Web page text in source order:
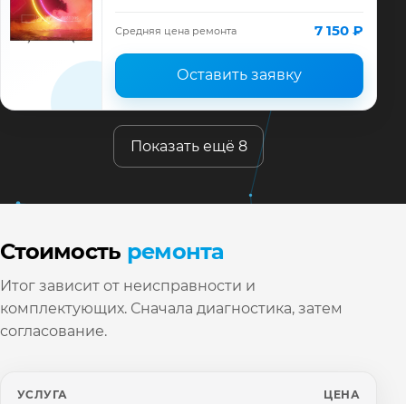
ремонта, запчасти и гарантия до 12
месяце…
Средняя цена ремонта 7 150 ₽
Оставить заявку
Показать ещё 8
Стоимость ремонта
Итог зависит от неисправности и
комплектующих. Сначала диагностика, затем
согласование.
УСЛУГА ЦЕНА